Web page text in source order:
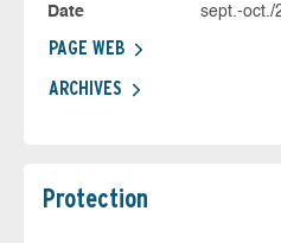
Date
sept.-oct./
PAGE WEB
ARCHIVES
Protection